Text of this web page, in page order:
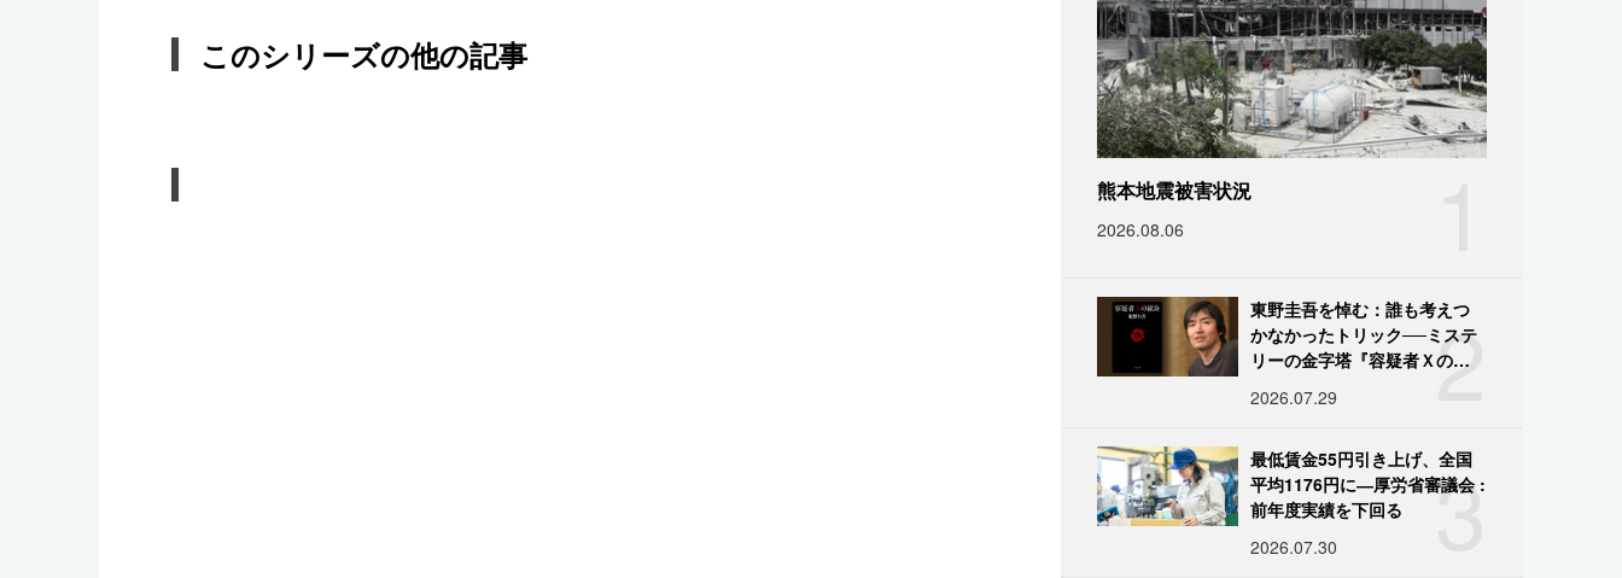
このシリーズの他の記事
熊本地震被害状況
2026.08.06
2
東野圭吾を悼む：誰も考えつ
かなかったトリック──ミステ
リーの金字塔『容疑者Ｘの献
2026.07.29
3
最低賃金55円引き上げ、全国
平均1176円に―厚労省審議会 :
前年度実績を下回る
2026.07.30